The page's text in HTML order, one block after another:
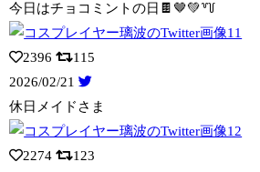
今日はチョコミントの日🍫🤎💚꒷꒦
2396
115
2026/02/21
休日メイドさま
2274
123